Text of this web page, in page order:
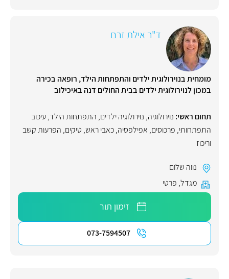
ד"ר אילת זרם
מומחית בנוירולוגית ילדים והתפתחות הילד, רופאה בכירה
במכון לנוירולוגית ילדים בבית החולים דנה באיכילוב
תחום ראשי: נוירולוגיה, נוירולוגיה ילדים, התפתחות הילד,עיכוב
התפתחותי, פרכוסים, אפילפסיה,כאבי ראש, טיקים, הפרעות קשב
וריכוז
נווה שלום
מגדל, פרטי
זימון תור
073-7594507